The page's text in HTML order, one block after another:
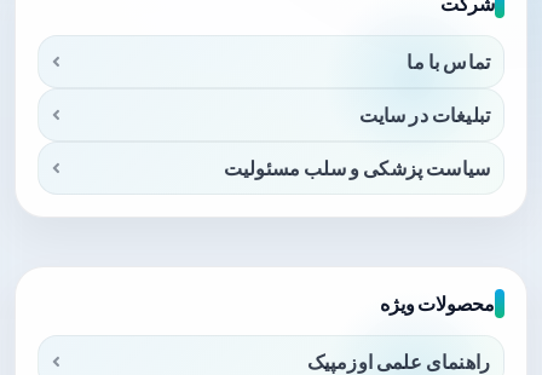
تماس با ما
تبلیغات در سایت
سیاست پزشکی و سلب مسئولیت
محصولات ویژه
راهنمای علمی اوزمپیک